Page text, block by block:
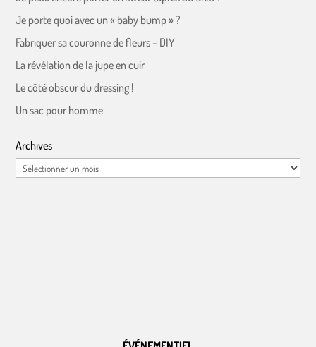
Je porte quoi avec un « baby bump » ?
Fabriquer sa couronne de fleurs – DIY
La révélation de la jupe en cuir
Le côté obscur du dressing !
Un sac pour homme
Archives
Archives